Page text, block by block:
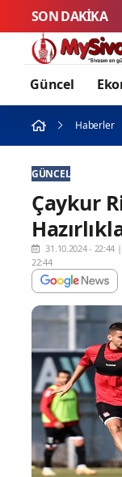
SON DAKİKA
Güncel
Haberler
GÜNCEL
Çaykur
31.10.2024 - 22:44
22:44